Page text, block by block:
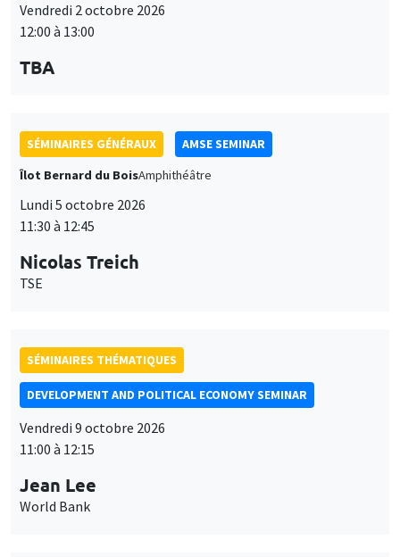
TBA
Îlot Bernard du BoisAmphithéâtre
Lundi 5 octobre 2026
11:30 à 12:45
Nicolas Treich
TSE
DEVELOPMENT AND POLITICAL ECONOMY SEMINAR
Vendredi 9 octobre 2026
11:00 à 12:15
Jean Lee
World Bank